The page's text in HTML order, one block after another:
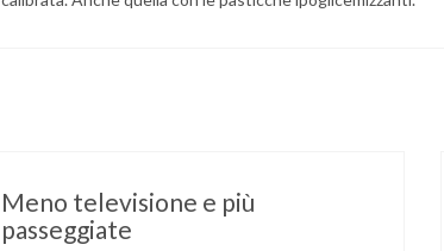
Meno televisione e più
passeggiate